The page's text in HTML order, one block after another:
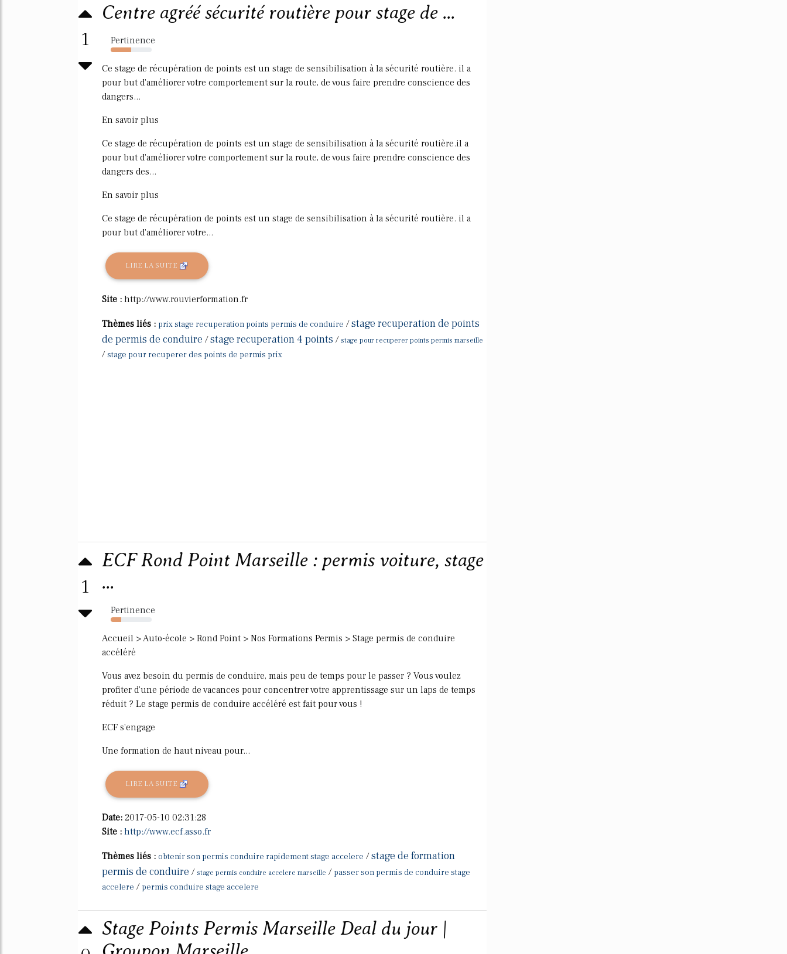
1
Centre agréé sécurité routière pour stage de ...
Pertinence
50%
Ce stage de récupération de points est un stage de sensibilisation à la sécurité routière. il a
pour but d'améliorer votre comportement sur la route, de vous faire prendre conscience des
dangers...
En savoir plus
Ce stage de récupération de points est un stage de sensibilisation à la sécurité routière.il a
pour but d'améliorer votre comportement sur la route, de vous faire prendre conscience des
dangers des...
En savoir plus
Ce stage de récupération de points est un stage de sensibilisation à la sécurité routière. il a
pour but d'améliorer votre...
LIRE LA SUITE
Site : http://www.rouvierformation.fr
Thèmes liés : prix stage recuperation points permis de conduire /stage recuperation de points
de permis de conduire /stage recuperation 4 points / stage pour recuperer points permis marseille
/stage pour recuperer des points de permis prix
1
ECF Rond Point Marseille : permis voiture, stage
...
Pertinence
26%
Accueil > Auto-école > Rond Point > Nos Formations Permis > Stage permis de conduire
accéléré
Vous avez besoin du permis de conduire, mais peu de temps pour le passer ? Vous voulez
profiter d'une période de vacances pour concentrer votre apprentissage sur un laps de temps
réduit ? Le stage permis de conduire accéléré est fait pour vous !
ECF s'engage
Une formation de haut niveau pour...
LIRE LA SUITE
Date: 2017-05-10 02:31:28
Site : http://www.ecf.asso.fr
Thèmes liés : obtenir son permis conduire rapidement stage accelere /stage de formation
permis de conduire / stage permis conduire accelere marseille / passer son permis de conduire stage
accelere / permis conduire stage accelere
Stage Points Permis Marseille Deal du jour |